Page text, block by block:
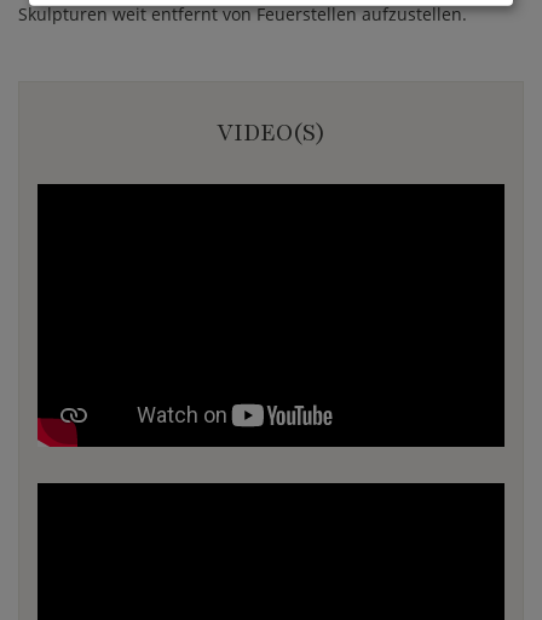
Skulpturen weit entfernt von Feuerstellen aufzustellen.
VIDEO(S)